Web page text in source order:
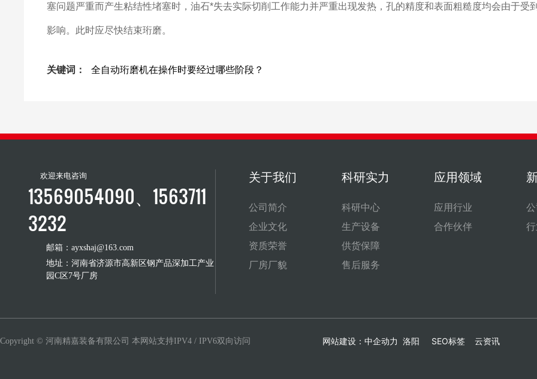
塞问题严重而产生粘结性堵塞时，油石*失去实际切削工作能力并严重出现发热，孔的精度和表面粗糙度均会由于受
影响。此时应尽快结束珩磨。
关键词： 全自动珩磨机在操作时要经过哪些阶段？
欢迎来电咨询
13569054090、1563711
3232
邮箱：ayxshaj@163.com
地址：河南省济源市高新区钢产品深加工产业
园C区7号厂房
关于我们
公司简介
企业文化
资质荣誉
厂房厂貌
科研实力
科研中心
生产设备
供货保障
售后服务
应用领域
应用行业
合作伙伴
Copyright © 河南精嘉装备有限公司 本网站支持IPV4 / IPV6双向访问 网站建设： 中企动力 洛阳 SEO标签 云资讯